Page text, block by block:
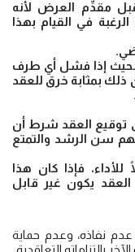
مقدِّم العرض لأنه
في القيام بهذا
بحيث إذا فشل أي طرف
بمثابة خرق للعقد
توقيع العقد شرط أن
سن الرشد والتمتع
فإذا كان هذا
يكون غير قابل
نفاذه، وعدم حماية